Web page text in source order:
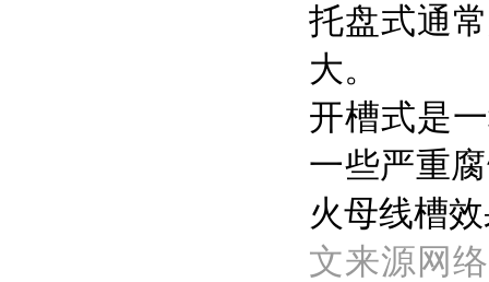
托盘式通
大。
开槽式是
一些严重
火母线槽
文来源网